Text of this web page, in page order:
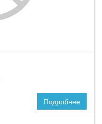
Подробнее